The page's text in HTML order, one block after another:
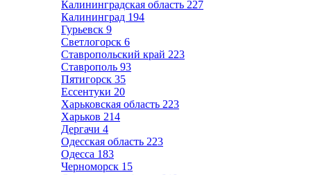
Калининградская область 227
Калининград 194
Гурьевск 9
Светлогорск 6
Ставропольский край 223
Ставрополь 93
Пятигорск 35
Ессентуки 20
Харьковская область 223
Харьков 214
Дергачи 4
Одесская область 223
Одесса 183
Черноморск 15